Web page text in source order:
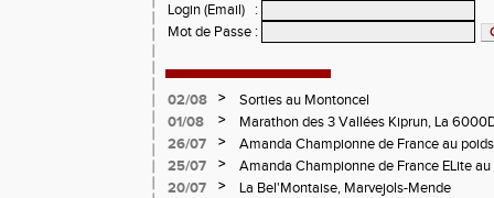
Login (Email)
:
Mot de Passe :
02/08 >
Sorties au Montoncel
01/08
>
Marathon des 3 Vallées Kiprun, La
Verticale d'Orcières, St Augustin
26/07 >
Amanda Championne de France au poids
25/07
>
Amanda Championne de France ELite
20/07
>
La Bel'Montaise, Marvejols-Mende